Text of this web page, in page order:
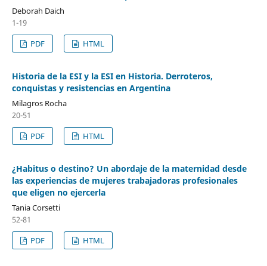
Deborah Daich
1-19
PDF
HTML
Historia de la ESI y la ESI en Historia. Derroteros,
conquistas y resistencias en Argentina
Milagros Rocha
20-51
PDF
HTML
¿Habitus o destino? Un abordaje de la maternidad desde
las experiencias de mujeres trabajadoras profesionales
que eligen no ejercerla
Tania Corsetti
52-81
PDF
HTML